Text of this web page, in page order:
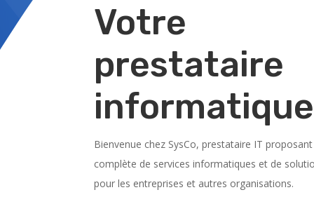
Votre
prestataire
informatique
Bienvenue chez SysCo, prestataire IT
complète de services informatiques et de
pour les entreprises et autres organisations.